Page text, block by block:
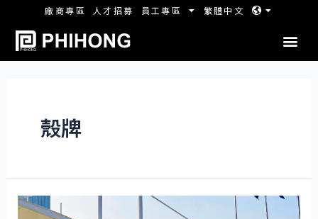
廠商專區 人才招募 員工專區 繁體中文
殼牌